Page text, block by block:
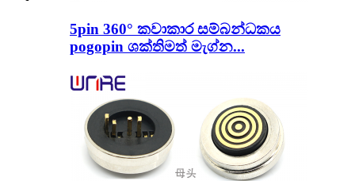
5pin 360° කවාකාර සම්බන්ධකය
pogopin ශක්තිමත් මැග්න...